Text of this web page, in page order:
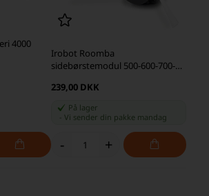
4000
Irobot Roomba
sidebørstemodul 500-600-700-
239,00 DKK
På lager
Vi sender din pakke mandag
- +